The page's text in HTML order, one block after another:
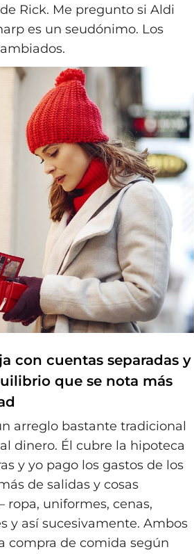
Rick. Me pregunto si Aldi
es un seudónimo. Los
con cuentas separadas y
que se nota más
arreglo bastante tradicional
dinero. Él cubre la hipoteca
y yo pago los gastos de los
de salidas y cosas
ropa, uniformes, cenas,
y así sucesivamente. Ambos
compra de comida según